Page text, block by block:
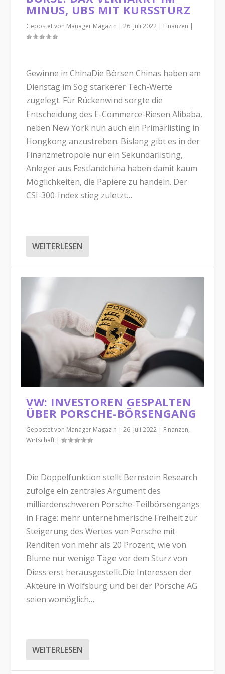
MINUS, UBS MIT KURSSTURZ
Gepostet von Manager Magazin |26. Juli 2022 | Finanzen |
Gewinne in ChinaDie Börsen Chinas haben am
Dienstag im Sog stärkerer Tech-Werte
zugelegt. Für Rückenwind sorgte die
Entscheidung des E-Commerce-Riesen Alibaba,
neben New York nun auch ein Primärlisting in
Hongkong anzustreben. Bislang gibt es in der
Finanzmetropole nur ein Sekundärlisting,
Anleger aus Festlandchina haben damit kaum
Möglichkeiten, die Papiere zu handeln. Der
CSI-300-Index stieg zuletzt…
WEITERLESEN
VW: INVESTOREN GESPALTEN
ÜBER PORSCHE-BÖRSENGANG
Gepostet von Manager Magazin |26. Juli 2022 | Finanzen,
Wirtschaft |
Die Doppelfunktion stellt Bernstein Research
zufolge ein zentrales Argument des
milliardenschweren Porsche-Teilbörsengangs
in Frage: mehr unternehmerische Freiheit zur
Steigerung des Wertes von Porsche mit
Renditen von mehr als 20 Prozent, wie von
Blume nur wenige Tage vor dem Sturz von
Diess erst herausgestellt.Die Interessen der
Akteure in Wolfsburg und bei der Porsche AG
seien womöglich…
WEITERLESEN